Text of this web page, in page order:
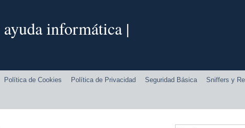
informática |
Política de Cookies Política de Privacidad Seguridad Básica Sniffers y